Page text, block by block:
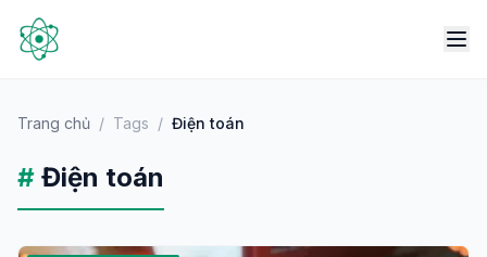
Trang chủ / Tags / Điện toán
# Điện toán